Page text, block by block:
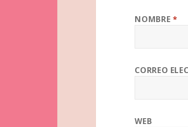
NOMBRE *
CORREO
WEB